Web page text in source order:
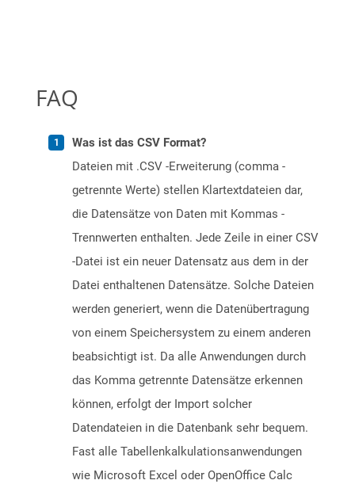
FAQ
Was ist das CSV Format?
Dateien mit .CSV -Erweiterung (comma -
getrennte Werte) stellen Klartextdateien dar,
die Datensätze von Daten mit Kommas -
Trennwerten enthalten. Jede Zeile in einer CSV
-Datei ist ein neuer Datensatz aus dem in der
Datei enthaltenen Datensätze. Solche Dateien
werden generiert, wenn die Datenübertragung
von einem Speichersystem zu einem anderen
beabsichtigt ist. Da alle Anwendungen durch
das Komma getrennte Datensätze erkennen
können, erfolgt der Import solcher
Datendateien in die Datenbank sehr bequem.
Fast alle Tabellenkalkulationsanwendungen
wie Microsoft Excel oder OpenOffice Calc